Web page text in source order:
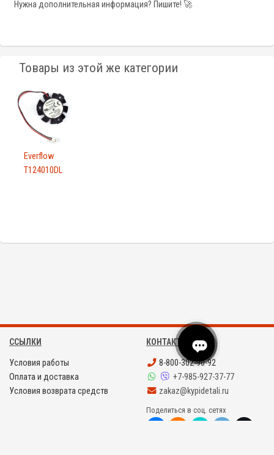
Нужна дополнительная информация? Пишите! 🚀
Товары из этой же категории
Everflow
T124010DL
ССЫЛКИ
Условия работы
Оплата и доставка
Условия возврата средств
КОНТАКТЫ
8-800-302-90-92
+7-985-927-37-77
zakaz@kypidetali.ru
Поделиться в соц. сетях